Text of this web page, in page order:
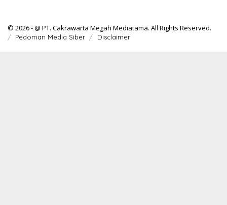
© 2026 - @ PT. Cakrawarta Megah Mediatama. All Rights Reserved.
Pedoman Media Siber Disclaimer